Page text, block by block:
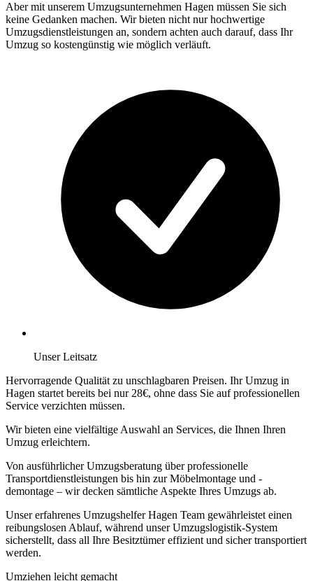
Aber mit unserem Umzugsunternehmen Hagen müssen Sie sich
keine Gedanken machen. Wir bieten nicht nur hochwertige
Umzugsdienstleistungen an, sondern achten auch darauf, dass Ihr
Umzug so kostengünstig wie möglich verläuft.
Unser Leitsatz
Hervorragende Qualität zu unschlagbaren Preisen. Ihr Umzug in
Hagen startet bereits bei nur 28€, ohne dass Sie auf professionellen
Service verzichten müssen.
Wir bieten eine vielfältige Auswahl an Services, die Ihnen Ihren
Umzug erleichtern.
Von ausführlicher Umzugsberatung über professionelle
Transportdienstleistungen bis hin zur Möbelmontage und -
demontage – wir decken sämtliche Aspekte Ihres Umzugs ab.
Unser erfahrenes Umzugshelfer Hagen Team gewährleistet einen
reibungslosen Ablauf, während unser Umzugslogistik-System
sicherstellt, dass all Ihre Besitztümer effizient und sicher transportiert
werden.
Umziehen leicht gemacht